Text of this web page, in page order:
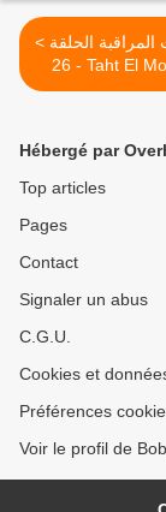
< سلسلة تحت المراقبة الحلقة
26 - Taht El
Hébergé par
Top articles
Pages
Contact
Signaler un abus
C.G.U.
Cookies et
Préférences
Voir le profil de